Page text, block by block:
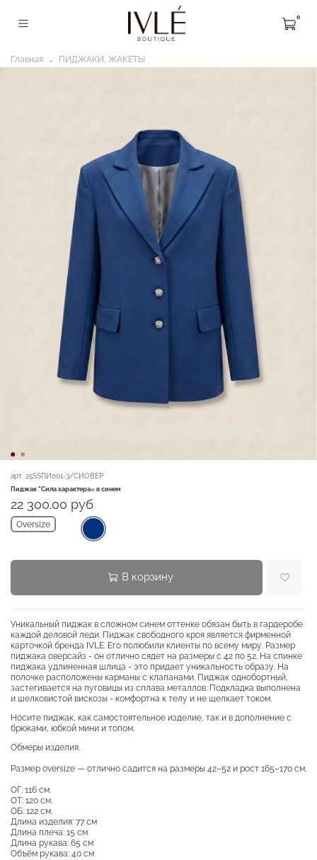
0
Главная ПИДЖАКИ, ЖАКЕТЫ
арт. 25SSПИ001-3/СИОВЕР
Пиджак "Сила характера» в синем
22 300.00 руб
Oversize
В корзину
Уникальный пиджак в сложном синем оттенке обязан быть в гардеробе
каждой деловой леди. Пиджак свободного кроя является фирменной
карточкой бренда IVLE. Его полюбили клиенты по всему миру. Размер
пиджака оверсайз - он отлично сядет на размеры с 42 по 52. На спинке
пиджака удлиненная шлица - это придает уникальность образу. На
полочке расположены карманы с клапанами. Пиджак однобортный,
застегивается на пуговицы из сплава металлов. Подкладка выполнена
и шелковистой вискозы - комфортна к телу и не щелкает током.
Носите пиджак, как самостоятельное изделие, так и в дополнение с
брюками, юбкой мини и топом.
Обмеры изделия.
Размер oversize — отлично садится на размеры 42–52 и рост 165–170 см.
ОГ: 116 см.
ОТ: 120 см.
ОБ: 122 см.
Длина изделия: 77 см
Длина плеча: 15 см
Длина рукава: 65 см
Объём рукава: 40 см